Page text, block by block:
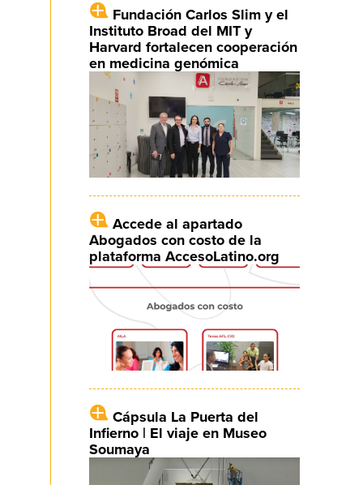
Fundación Carlos Slim y el
Instituto Broad del MIT y
Harvard fortalecen cooperación
en medicina genómica
Accede al apartado
Abogados con costo de la
plataforma AccesoLatino.org
Cápsula La Puerta del
Infierno | El viaje en Museo
Soumaya